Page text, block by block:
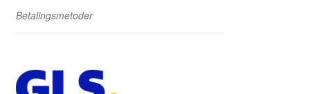
Betalingsmetoder